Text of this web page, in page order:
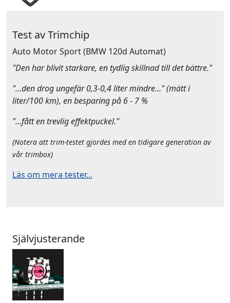
Test av Trimchip
Auto Motor Sport(BMW 120d Automat)
"Den har blivit starkare, en tydlig skillnad till det bättre."
"…den drog ungefär 0,3-0,4 liter mindre…" (mätt i
liter/100 km), en besparing på 6 - 7 %
"…fått en trevlig effektpuckel."
(Notera att trim-testet gjordes med en tidigare generation av
vår trimbox)
Läs om mera tester...
Självjusterande